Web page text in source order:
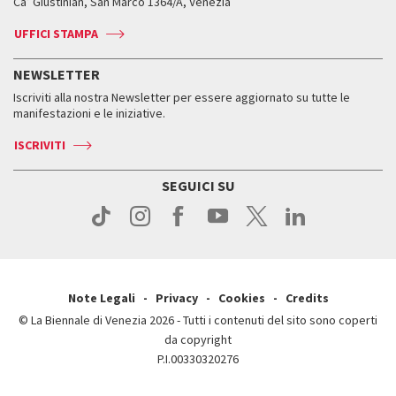
Press
Accrediti
Come raggiungerci
Biglietti
Accrediti
Come raggiungerci
Contatti
Press
Press
Leone d’argento
Edizioni passate
Orari e sedi
Biglietti
Servizi al pubblico
Come raggiungerci
Contatti
ASAC DATI
Storia
Orari e sedi
UFFICI STAMPA
NEWSLETTER
Iscriviti alla nostra Newsletter per essere aggiornato su tutte le
manifestazioni e le iniziative.
ISCRIVITI
SEGUICI SU
Note Legali Privacy Cookies
Credits
© La Biennale di Venezia 2026 - Tutti i contenuti del sito sono coperti
da copyright
P.I.00330320276